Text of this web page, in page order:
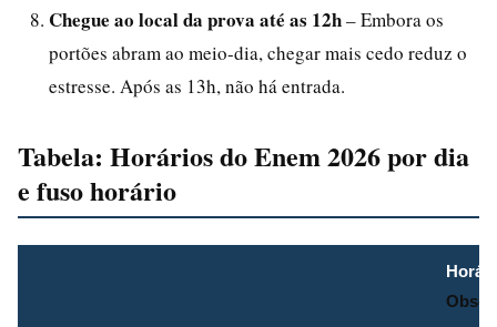
Chegue ao local da prova até as 12h– Embora os
portões abram ao meio-dia, chegar mais cedo reduz o
estresse. Após as 13h, não há entrada.
Tabela: Horários do Enem 2026 por dia
e fuso horário